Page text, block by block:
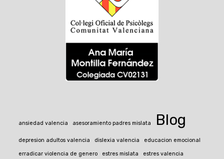
ansiedad valencia asesoramiento padres mislata Blog
depresion adultos valencia dislexia valencia educacion emocional
erradicar violencia de genero estres mislata estres valencia